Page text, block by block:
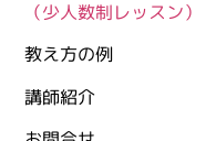
（少人数制レッスン）
教え方の例
講師紹介